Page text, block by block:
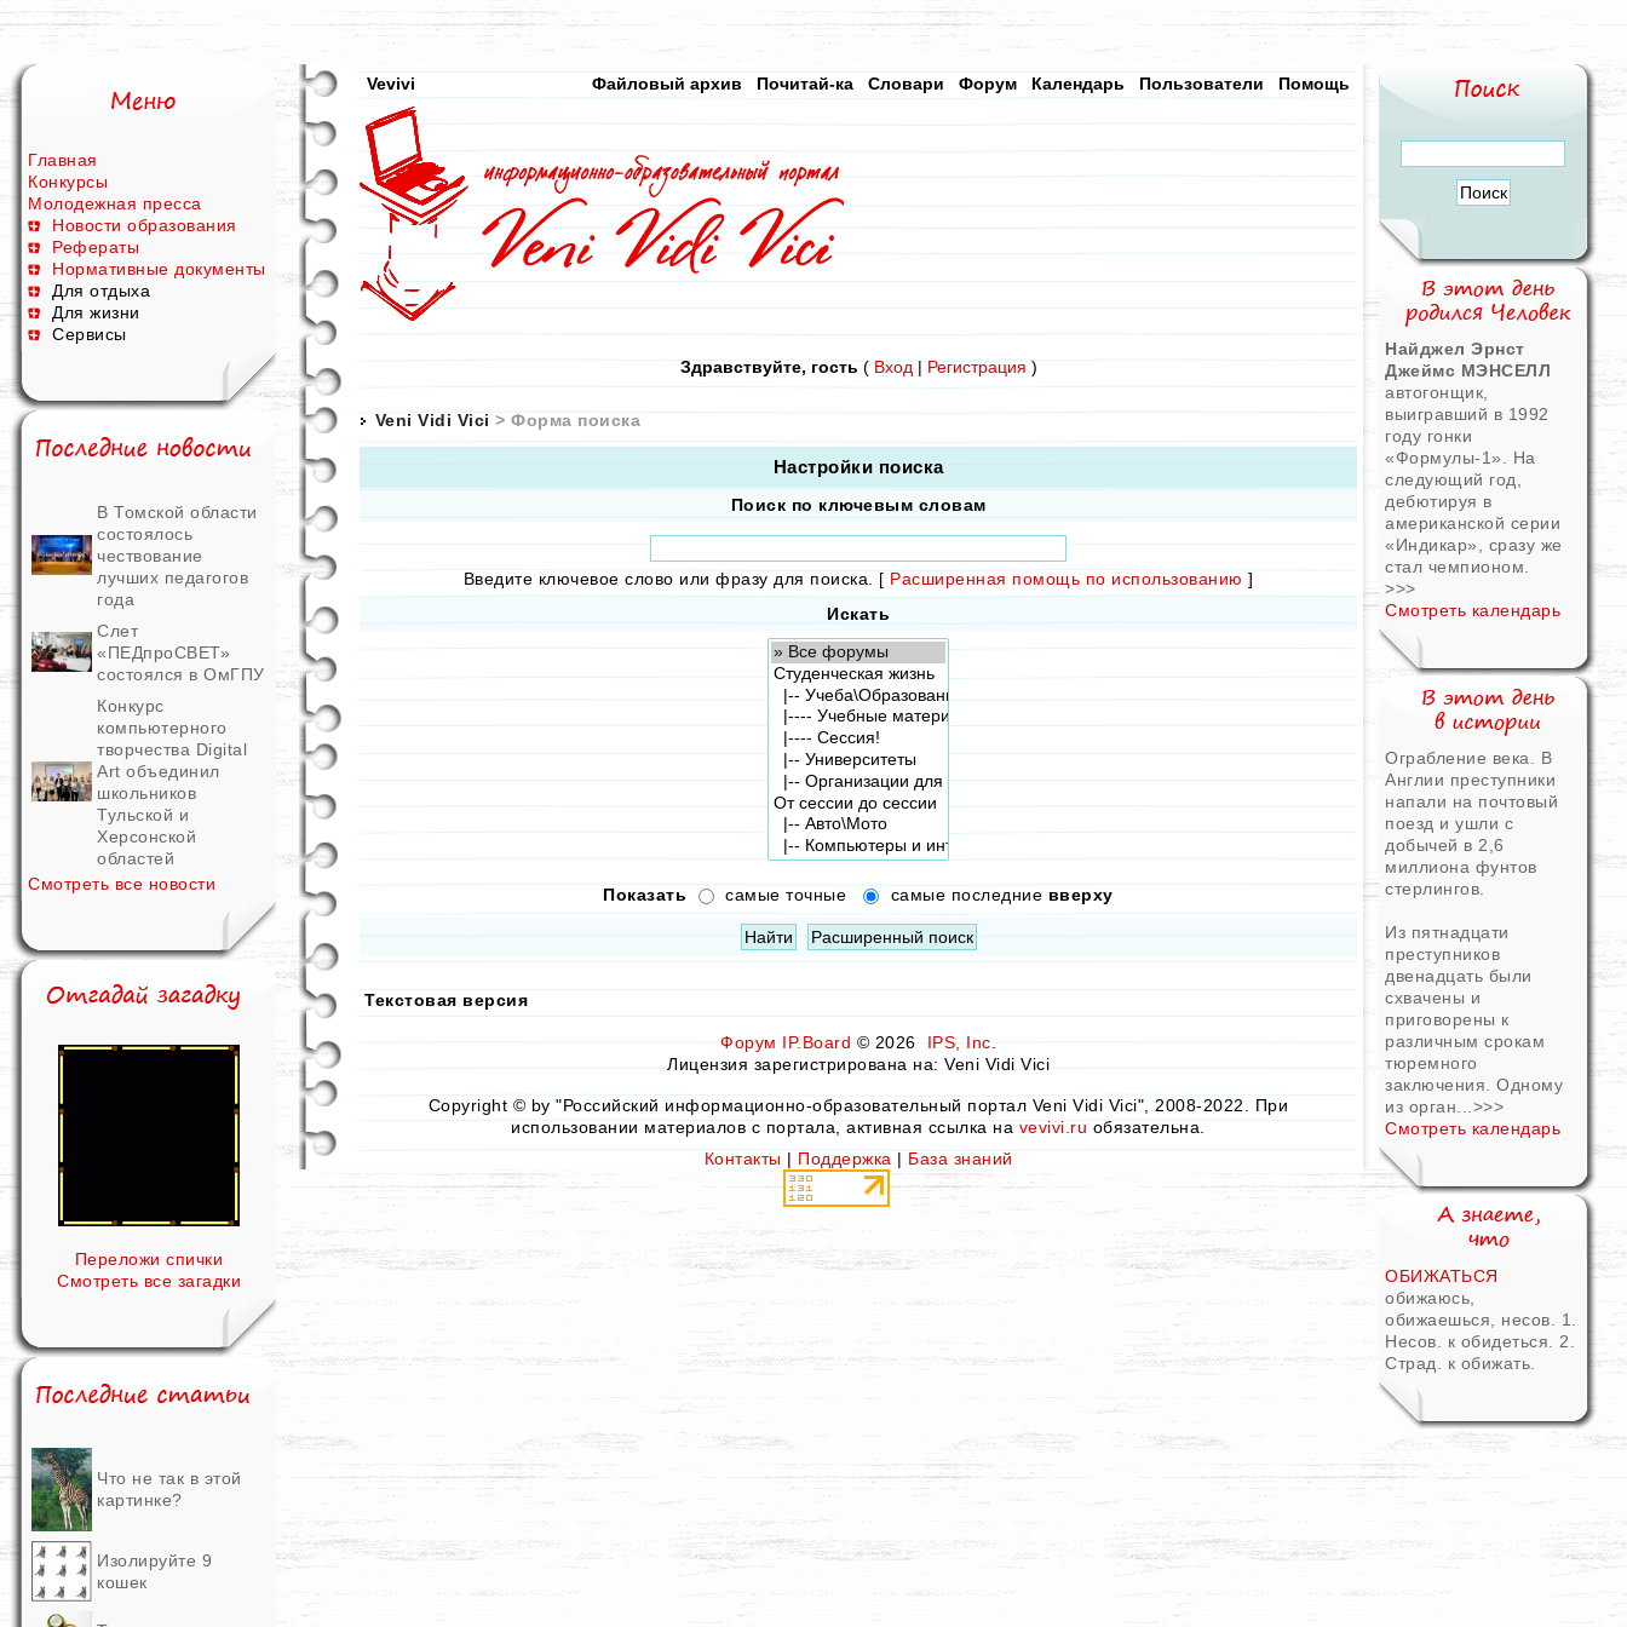
Главная
Конкурсы
Молодежная пресса
Новости образования
Рефераты
Нормативные документы
Для отдыха
Для жизни
Сервисы
В Томской области
состоялось
чествование
лучших педагогов
года
Слет
«ПЕДпроСВЕТ»
состоялся в ОмГПУ
Конкурс
компьютерного
творчества Digital
Art объединил
школьников
Тульской и
Херсонской
областей
Смотреть все новости
Переложи спички
Смотреть все загадки
Что не так в этой
картинке?
Изолируйте 9
кошек
Vevivi Помощь
Пользователи
Календарь
Форум
Словари
Почитай-ка
Файловый архив
Здравствуйте, гость ( Вход | Регистрация )
Veni Vidi Vici > Форма поиска
Настройки поиска
Поиск по ключевым словам
Введите ключевое слово или фразу для поиска. [ Расширенная помощь по использованию ]
Искать
Показать самые точные самые последние вверху
Текстовая версия
Форум IP.Board© 2026IPS, Inc
Лицензия зарегистрирована на: Veni Vidi Vici
Copyright © by "Российский информационно-образовательный портал Veni Vidi Vici", 2008-2022. При
использовании материалов с портала, активная ссылка на vevivi.ru обязательна.
Контакты | Поддержка | База знаний
Найджел Эрнст
Джеймс МЭНСЕЛЛ
автогонщик,
выигравший в 1992
году гонки
«Формулы-1». На
следующий год,
дебютируя в
американской серии
«Индикар», сразу же
стал чемпионом.
>>>
Смотреть календарь
Ограбление века. В
Англии преступники
напали на почтовый
поезд и ушли с
добычей в 2,6
миллиона фунтов
стерлингов.
Из пятнадцати
преступников
двенадцать были
схвачены и
приговорены к
различным срокам
тюремного
заключения. Одному
из орган... >>>
Смотреть календарь
ОБИЖАТЬСЯ
обижаюсь,
обижаешься, несов. 1.
Несов. к обидеться. 2.
Страд. к обижать.